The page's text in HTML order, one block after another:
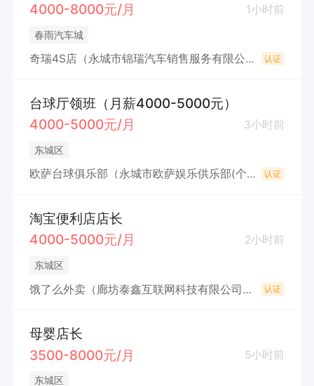
4000-8000元/月
1小时前
春雨汽车城
奇瑞4S店（永城市锦瑞汽车销售服务有限公司） 认证
台球厅领班（月薪4000-5000元）
4000-5000元/月
3小时前
东城区
欧萨台球俱乐部（永城市欧萨娱乐供乐部(个人独资) 认证
淘宝便利店店长
4000-5000元/月
2小时前
东城区
饿了么外卖（廊坊泰鑫互联网科技有限公司永城分公司） 认证
母婴店长
3500-8000元/月
5小时前
东城区